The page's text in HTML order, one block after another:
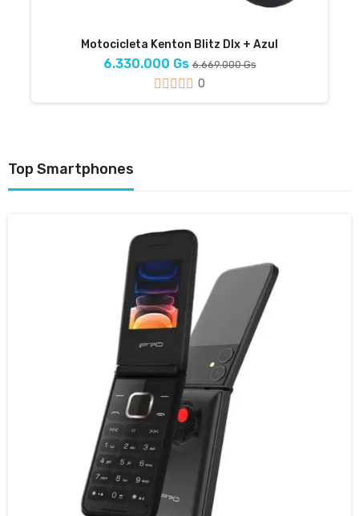
Motocicleta Kenton Blitz Dlx + Azul
6.330.000 Gs6.669.000 Gs
0
Top Smartphones